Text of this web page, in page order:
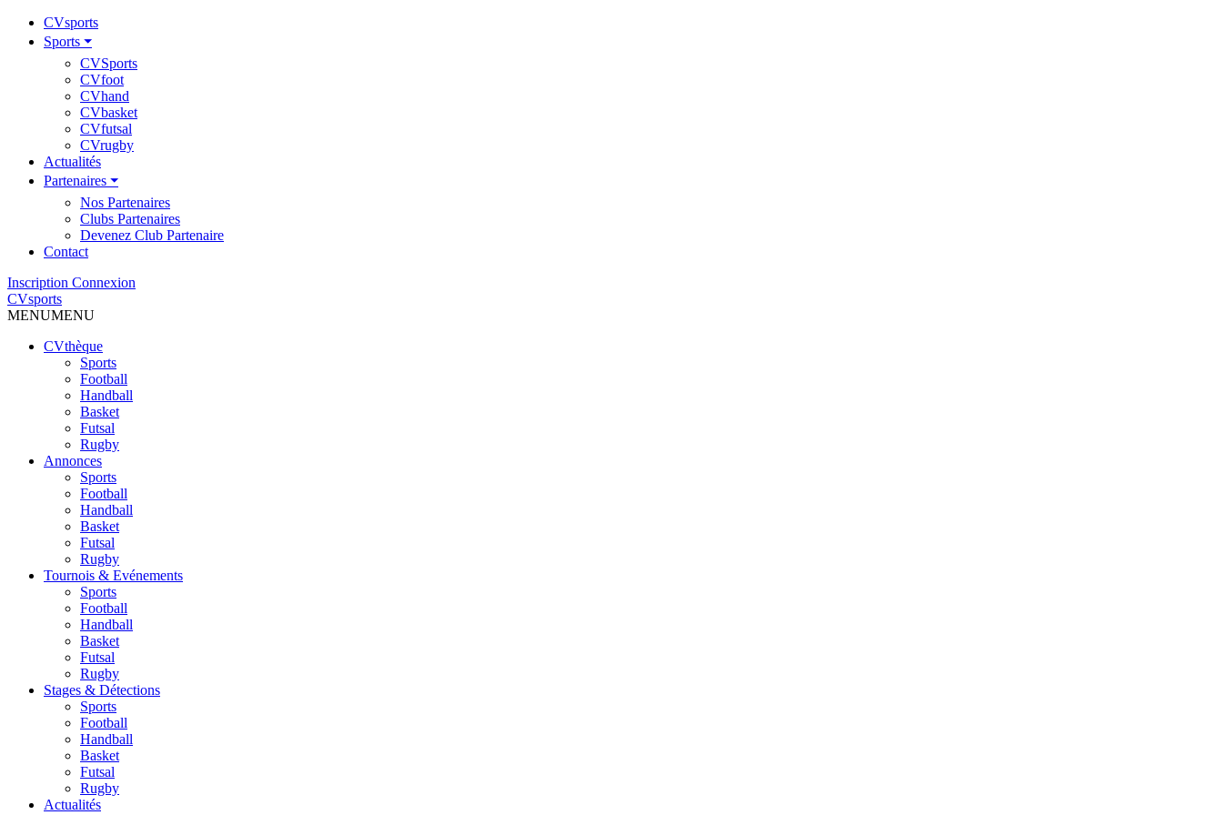
CVsports
Sports ⏷
CVSports
CVfoot
CVhand
CVbasket
CVfutsal
CVrugby
Actualités
Partenaires ⏷
Nos Partenaires
Clubs Partenaires
Devenez Club Partenaire
Contact
Inscription Connexion
CVsports
MENUMENU
CVthèque
Sports
Football
Handball
Basket
Futsal
Rugby
Annonces
Sports
Football
Handball
Basket
Futsal
Rugby
Tournois & Evénements
Sports
Football
Handball
Basket
Futsal
Rugby
Stages & Détections
Sports
Football
Handball
Basket
Futsal
Rugby
Actualités